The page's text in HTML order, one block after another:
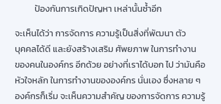
ป้องกันการเกิดปัญหา เหล่านั้นซ้ำอีก
จะเห็นได้ว่า การจัดการ ความรู้เป็นสิ่งที่พัฒนา ตัว
บุคคลได้ดี และยังสร้างเสริม ศัพยภาพ ในการทำงาน
ของคนในองค์กร อีกด้วย อย่างที่เราได้บอก ไป ว่ามันคือ
หัวใจหลัก ในการทำงานขององค์กร นั่นเอง ซึ่งหลาย ๆ
องค์กรก็เริ่ม จะเห็นความสำคัญ ของการจัดการ ความรู้